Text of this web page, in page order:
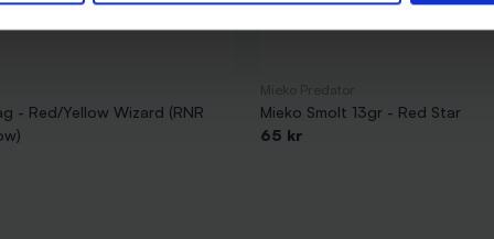
- Red/Yellow Wizard (RNR
Mieko Smolt 13gr - Red Star
65 kr